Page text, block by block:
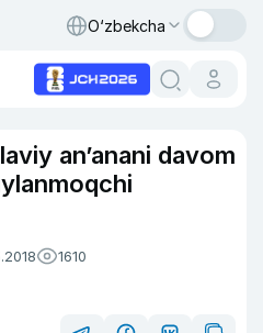
O‘zbekcha
an’anani davom
1610